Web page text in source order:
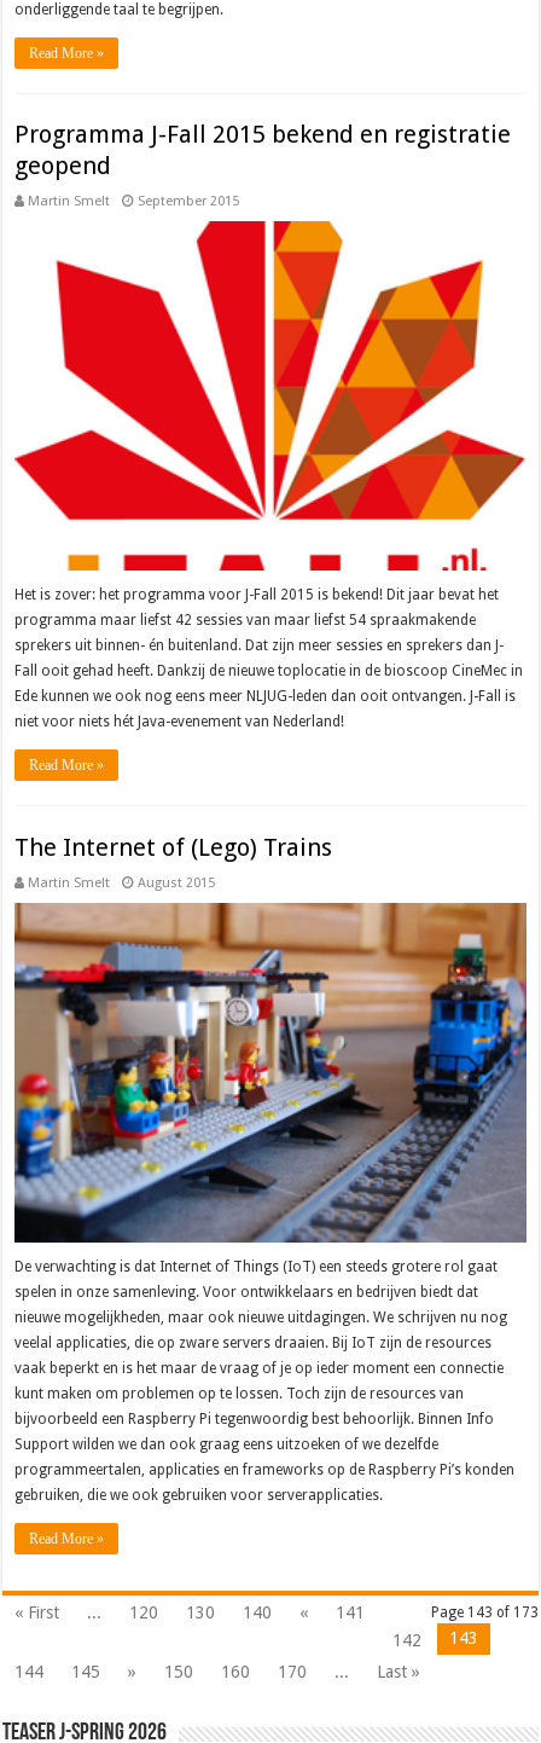
onderliggende taal te begrijpen.
Read More »
Programma J-Fall 2015 bekend en registratie
geopend
Martin Smelt September 2015
Het is zover: het programma voor J-Fall 2015 is bekend! Dit jaar bevat het
programma maar liefst 42 sessies van maar liefst 54 spraakmakende
sprekers uit binnen- én buitenland. Dat zijn meer sessies en sprekers dan J-
Fall ooit gehad heeft. Dankzij de nieuwe toplocatie in de bioscoop CineMec in
Ede kunnen we ook nog eens meer NLJUG-leden dan ooit ontvangen. J-Fall is
niet voor niets hét Java-evenement van Nederland!
Read More »
The Internet of (Lego) Trains
Martin Smelt August 2015
De verwachting is dat Internet of Things (IoT) een steeds grotere rol gaat
spelen in onze samenleving. Voor ontwikkelaars en bedrijven biedt dat
nieuwe mogelijkheden, maar ook nieuwe uitdagingen. We schrijven nu nog
veelal applicaties, die op zware servers draaien. Bij IoT zijn de resources
vaak beperkt en is het maar de vraag of je op ieder moment een connectie
kunt maken om problemen op te lossen. Toch zijn de resources van
bijvoorbeeld een Raspberry Pi tegenwoordig best behoorlijk. Binnen Info
Support wilden we dan ook graag eens uitzoeken of we dezelfde
programmeertalen, applicaties en frameworks op de Raspberry Pi’s konden
gebruiken, die we ook gebruiken voor serverapplicaties.
Read More »
Page 143 of 173
« First ... 120 130 140 «
141
142
143
144
145 » 150 160 170 ... Last »
Teaser J-Spring 2026